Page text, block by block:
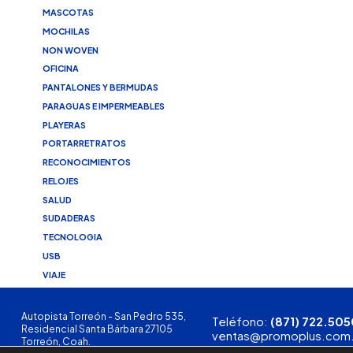
MASCOTAS
MOCHILAS
NON WOVEN
OFICINA
PANTALONES Y BERMUDAS
PARAGUAS E IMPERMEABLES
PLAYERAS
PORTARRETRATOS
RECONOCIMIENTOS
RELOJES
SALUD
SUDADERAS
TECNOLOGIA
USB
VIAJE
Autopista Torreón - San Pedro 535,
Residencial Santa Bárbara 27105
Torreón, Coah.
Teléfono: (871)